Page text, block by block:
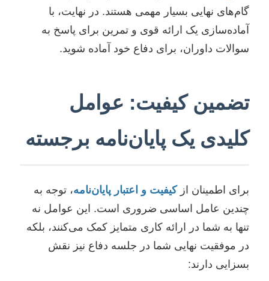
گام‌های نهایی بسیار مهمی هستند. در نهایت، با
آماده‌سازی یک ارائه قوی و تمرین برای پاسخ به
سوالات داوران، برای دفاع خود آماده شوید.
تضمین کیفیت: عوامل
کلیدی یک پایان‌نامه برجسته
برای اطمینان ازکیفیت و اعتبار پایان‌نامه، توجه به
چندین عامل اساسی ضروری است. این عوامل نه
تنها به شما در ارائه کاری متمایز کمک می‌کنند، بلکه
در موفقیت نهایی شما در جلسه دفاع نیز نقش
بسزایی دارند: